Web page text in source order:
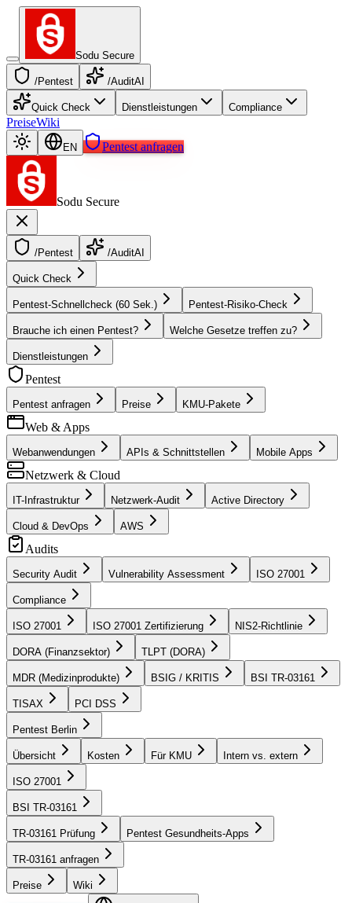
Sodu Secure
/Pentest /AuditAI
Quick Check Dienstleistungen Compliance
PreiseWiki
EN Pentest anfragen
Sodu Secure
/Pentest /AuditAI
Quick Check
Pentest-Schnellcheck (60 Sek.) Pentest-Risiko-Check
Brauche ich einen Pentest? Welche Gesetze treffen zu?
Dienstleistungen
Pentest
Pentest anfragen Preise KMU-Pakete
Web & Apps
Webanwendungen APIs & Schnittstellen Mobile Apps
Netzwerk & Cloud
IT-Infrastruktur Netzwerk-Audit Active Directory
Cloud & DevOps AWS
Audits
Security Audit Vulnerability Assessment ISO 27001
Compliance
ISO 27001 ISO 27001 Zertifizierung NIS2-Richtlinie
DORA (Finanzsektor) TLPT (DORA)
MDR (Medizinprodukte) BSIG / KRITIS BSI TR-03161
TISAX PCI DSS
Pentest Berlin
Übersicht Kosten Für KMU Intern vs. extern
ISO 27001
BSI TR-03161
TR-03161 Prüfung Pentest Gesundheits-Apps
TR-03161 anfragen
Preise Wiki